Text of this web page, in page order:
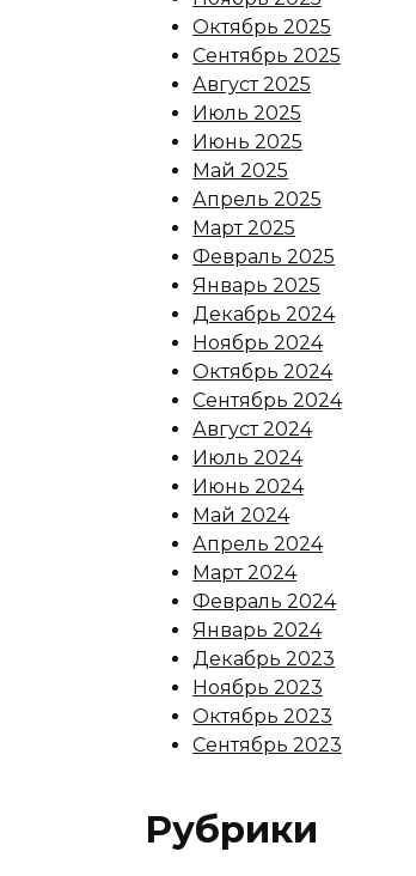
Октябрь 2025
Сентябрь 2025
Август 2025
Июль 2025
Июнь 2025
Май 2025
Апрель 2025
Март 2025
Февраль 2025
Январь 2025
Декабрь 2024
Ноябрь 2024
Октябрь 2024
Сентябрь 2024
Август 2024
Июль 2024
Июнь 2024
Май 2024
Апрель 2024
Март 2024
Февраль 2024
Январь 2024
Декабрь 2023
Ноябрь 2023
Октябрь 2023
Сентябрь 2023
Рубрики